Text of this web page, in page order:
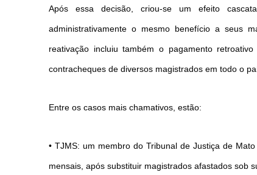
Após essa decisão, criou-se um efeito
administrativamente o mesmo benefício a seus
reativação incluiu também o pagamento
contracheques de diversos magistrados em todo o
Entre os casos mais chamativos, estão:
• TJMS: um membro do Tribunal de Justiça de
mensais, após substituir magistrados afastados sob